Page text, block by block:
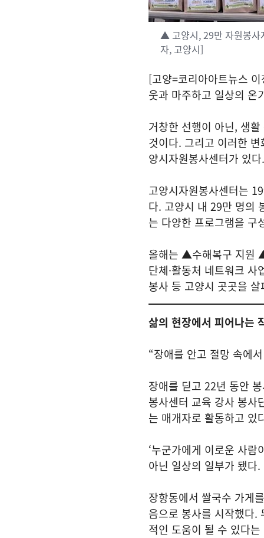
▲ 고양시, 29만 자원봉사
자, 고양시]
[고양=코리아아트뉴스
웃과 마주하고 일상의 온
거창한 선행이 아닌, 생
것이다. 그리고 이러한
양시자원봉사센터가 있다.
고양시자원봉사센터는
다. 고양시 내 29만 명의
는 다양한 프로그램을 구
올해는 ▲수해복구 지원
단체·활동처 네트워크
봉사 등 고양시 곳곳을
삶의 현장에서 피어나는
“장애를 안고 절망 속에
장애를 딛고 22년 동안
봉사센터 교육 강사 봉사
는 매개자로 활동하고 있
‘누군가에게 이로운 사
아닌 일상의 일부가 됐다.
장항동에서 쌀국수 가게
음으로 봉사를 시작했다.
적인 도움이 될 수 있다